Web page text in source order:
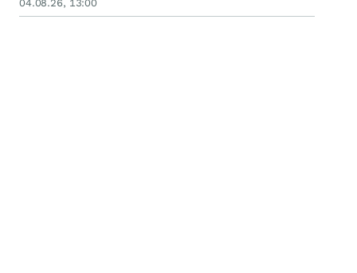
04.08.26, 13:00